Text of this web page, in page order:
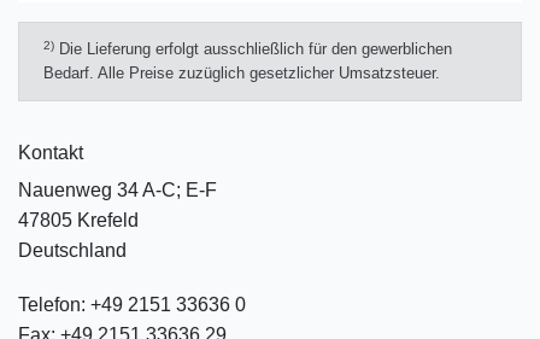
2) Die Lieferung erfolgt ausschließlich für den gewerblichen
Bedarf. Alle Preise zuzüglich gesetzlicher Umsatzsteuer.
Kontakt
Nauenweg 34 A-C; E-F
47805 Krefeld
Deutschland
Telefon: +49 2151 33636 0